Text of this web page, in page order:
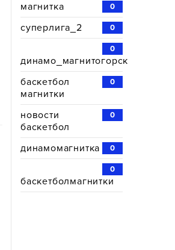
0
магнитка
0
суперлига_2
0
динамо_магнитогорск
0
баскетбол
магнитки
0
новости
баскетбол
0
динамомагнитка
0
баскетболмагнитки